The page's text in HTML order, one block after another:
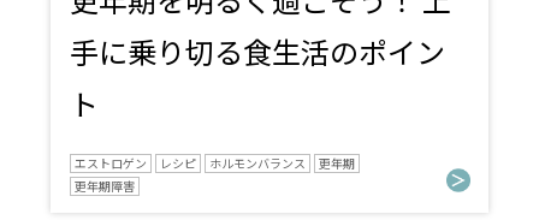
手に乗り切る食生活のポイン
ト
エストロゲン レシピ ホルモンバランス
更年期
更年期障害